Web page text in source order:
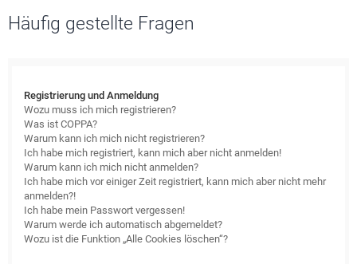
Häufig gestellte Fragen
Registrierung und Anmeldung
Wozu muss ich mich registrieren?
Was ist COPPA?
Warum kann ich mich nicht registrieren?
Ich habe mich registriert, kann mich aber nicht anmelden!
Warum kann ich mich nicht anmelden?
Ich habe mich vor einiger Zeit registriert, kann mich aber nicht mehr
anmelden?!
Ich habe mein Passwort vergessen!
Warum werde ich automatisch abgemeldet?
Wozu ist die Funktion „Alle Cookies löschen“?